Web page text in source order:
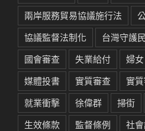
兩岸服務貿易協議施行法
協議監督法制化
台灣守護
國會審查
失業給付 婦女
媒體投書
實質審查 實
就業衝擊
徐偉群 掃街
生效條款
監督條例 社